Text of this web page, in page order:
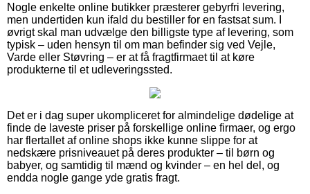
Nogle enkelte online butikker præsterer gebyrfri levering,
men undertiden kun ifald du bestiller for en fastsat sum. I
øvrigt skal man udvælge den billigste type af levering, som
typisk – uden hensyn til om man befinder sig ved Vejle,
Varde eller Støvring – er at få fragtfirmaet til at køre
produkterne til et udleveringssted.
Det er i dag super ukompliceret for almindelige dødelige at
finde de laveste priser på forskellige online firmaer, og ergo
har flertallet af online shops ikke kunne slippe for at
nedskære prisniveauet på deres produkter – til børn og
babyer, og samtidig til mænd og kvinder – en hel del, og
endda nogle gange yde gratis fragt.